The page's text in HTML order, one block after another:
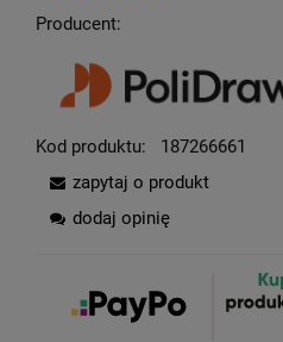
Producent:
Kod produktu:
187266661
zapytaj o produkt
dodaj opinię